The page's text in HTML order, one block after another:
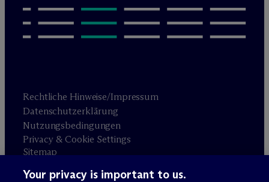
Rechtliche Hinweise/Impressum
Datenschutzerklärung
Nutzungsbedingungen
Privacy & Cookie Settings
Sitemap
Your privacy is important to us.